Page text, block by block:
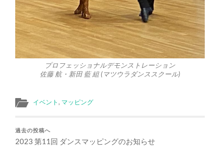
プロフェッショナルデモンストレーション
佐藤 航・新田 藍 組 (マツウラダンススクール)
イベント, マッピング
過去の投稿へ
2023 第11回 ダンスマッピングのお知らせ